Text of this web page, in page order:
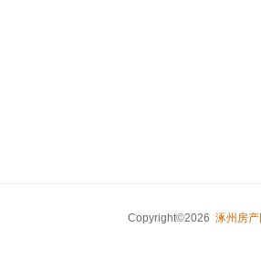
Copyright©2026 涿州房